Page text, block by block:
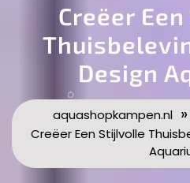
Creëer
Design
aquashopkampen.nl »
Creëer Een Stijlvolle